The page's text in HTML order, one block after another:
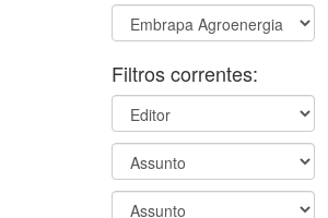
Filtros correntes: